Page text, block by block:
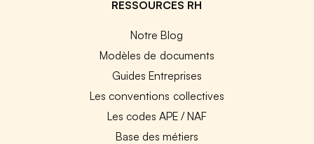
RESSOURCES RH
Notre Blog
Modèles de documents
Guides Entreprises
Les conventions collectives
Les codes APE / NAF
Base des métiers